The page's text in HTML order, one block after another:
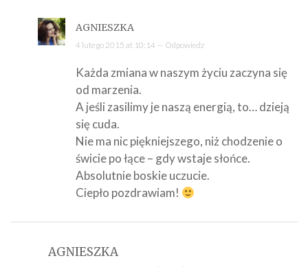
AGNIESZKA
4 lutego 2015 at 10:14 — Odpowiedz
Każda zmiana w naszym życiu zaczyna się
od marzenia.
A jeśli zasilimy je naszą energią, to… dzieją
się cuda.
Nie ma nic piękniejszego, niż chodzenie o
świcie po łące – gdy wstaje słońce.
Absolutnie boskie uczucie.
Ciepło pozdrawiam!
AGNIESZKA